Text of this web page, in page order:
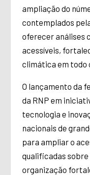
ampliação do
contemplados
oferecer análises
acessíveis,
climática em todo
O lançamento da
da RNP em
tecnologia e
nacionais de
para ampliar o
qualificadas
organização